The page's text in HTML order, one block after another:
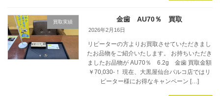
買取実績 金歯 AU70％ 買取
2026年2月16日
リピーターの方よりお買取させていただきまし
たお品物をご紹介いたします。 お持ちいただき
ましたお品物が AU70％ 6.2g 金歯 買取金額
￥70,030-！ 現在、大黒屋仙台パルコ店ではリ
ピーター様にお得なキャンペーン […]